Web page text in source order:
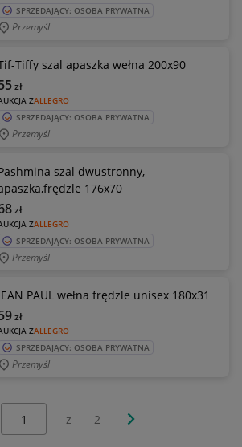
SPRZEDAJĄCY: OSOBA PRYWATNA
Przemyśl
Tiffy szal apaszka wełna 200x90
ZALLEGRO
zł
SPRZEDAJĄCY: OSOBA PRYWATNA
Przemyśl
szal dwustronny,
176x70
ZALLEGRO
zł
SPRZEDAJĄCY: OSOBA PRYWATNA
Przemyśl
PAUL wełna frędzle unisex 180x31
ZALLEGRO
zł
SPRZEDAJĄCY: OSOBA PRYWATNA
Przemyśl
z 2 Następna strona